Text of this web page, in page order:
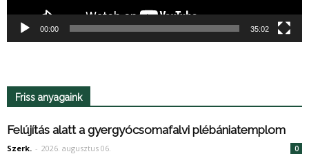
00:00 35:02
Friss anyagaink
Felújítás alatt a gyergyócsomafalvi plébániatemplom
Szerk. - 2026. augusztus 06. 0